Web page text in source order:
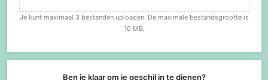
Je kunt maximaal 3 bestanden uploaden. De maximale bestandsgrootte is
10 MB.
Ben je klaar om je geschil in te dienen?